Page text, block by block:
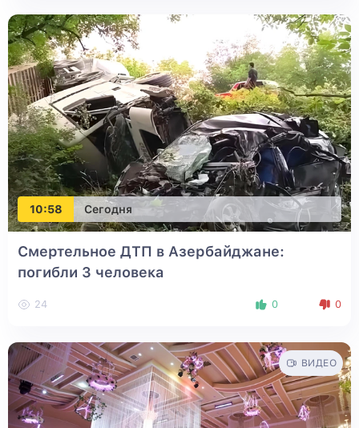
10:58 Сегодня
Смертельное ДТП в Азербайджане:
погибли 3 человека
24 0 0
ВИДЕО